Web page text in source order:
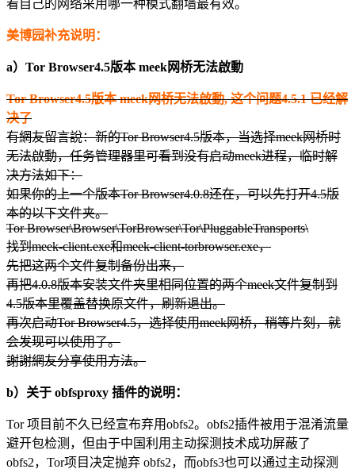
看自己的网络采用哪一种模式翻墙最有效。
美博园补充说明：
a）Tor Browser4.5版本 meek网桥无法啟動
Tor Browser4.5版本 meek网桥无法啟動, 这个问题4.5.1 已经解
决了
有網友留言說：新的Tor Browser4.5版本，当选择meek网桥时
无法啟動，任务管理器里可看到没有启动meek进程，临时解
决方法如下：
如果你的上一个版本Tor Browser4.0.8还在，可以先打开4.5版
本的以下文件夹。
Tor Browser\Browser\TorBrowser\Tor\PluggableTransports\
找到meek-client.exe和meek-client-torbrowser.exe，
先把这两个文件复制备份出来，
再把4.0.8版本安装文件夹里相同位置的两个meek文件复制到
4.5版本里覆盖替换原文件，刷新退出。
再次启动Tor Browser4.5，选择使用meek网桥，稍等片刻，就
会发现可以使用了。
謝謝網友分享使用方法。
b）关于 obfsproxy 插件的说明：
Tor 项目前不久已经宣布弃用obfs2。obfs2插件被用于混淆流量
避开包检测，但由于中国利用主动探测技术成功屏蔽了
obfs2，Tor项目决定抛弃 obfs2，而obfs3也可以通过主动探测